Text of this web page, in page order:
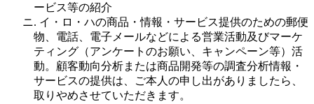
ービス等の紹介
ニ. イ・ロ・ハの商品・情報・サービス提供のための郵便
物、電話、電子メールなどによる営業活動及びマーケ
ティング（アンケートのお願い、キャンペーン等）活
動。顧客動向分析または商品開発等の調査分析情報・
サービスの提供は、ご本人の申し出がありましたら、
取りやめさせていただきます。